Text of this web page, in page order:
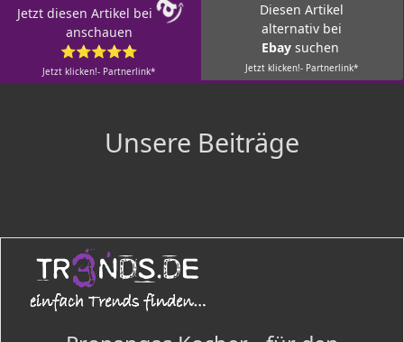
Jetzt diesen Artikel bei
anschauen
⭐⭐⭐⭐⭐
Jetzt klicken!- Partnerlink*
Diesen Artikel
alternativ bei
Ebay suchen
Jetzt klicken!- Partnerlink*
Unsere Beiträge